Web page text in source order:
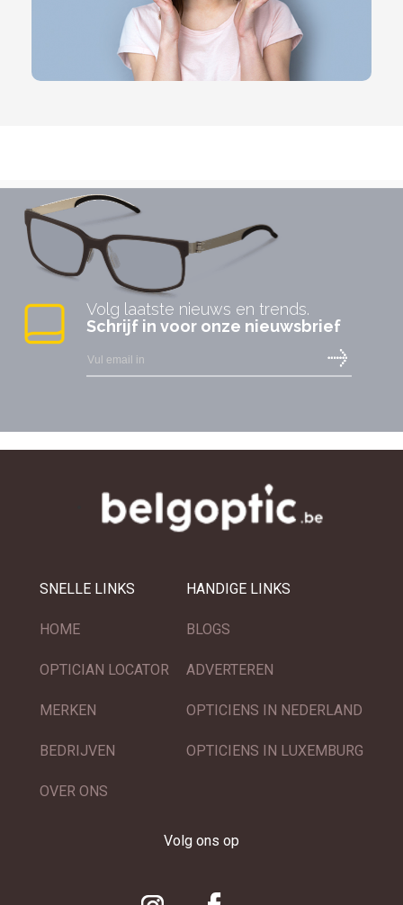
Volg laatste nieuws en trends.
Schrijf in voor onze nieuwsbrief
SNELLE LINKS
HOME
OPTICIAN LOCATOR
MERKEN
BEDRIJVEN
OVER ONS
HANDIGE LINKS
BLOGS
ADVERTEREN
OPTICIENS IN NEDERLAND
OPTICIENS IN LUXEMBURG
Volg ons op